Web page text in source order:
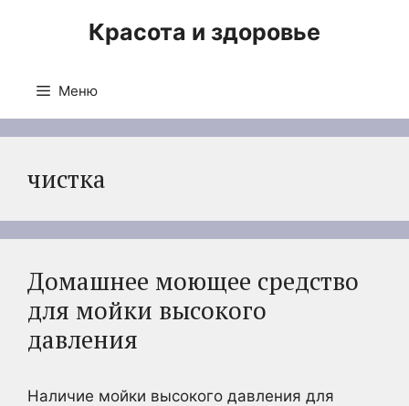
Красота и здоровье
Меню
чистка
Домашнее моющее средство
для мойки высокого
давления
Наличие мойки высокого давления для